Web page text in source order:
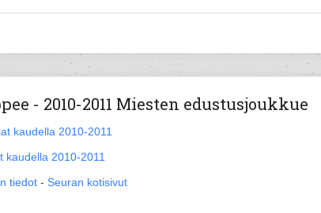
- 2010-2011 Miesten edustusjoukkue
kaudella 2010-2011
kaudella 2010-2011
tiedot - Seuran kotisivut